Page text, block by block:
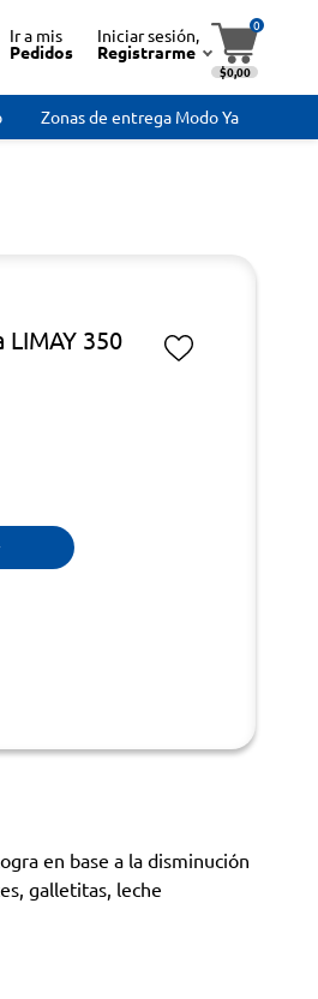
Ir a mis
Pedidos
Iniciar sesión,
Registrarme
0
$0,00
Zonas de entrega Modo Ya
350
en base a la disminución
galletitas, leche